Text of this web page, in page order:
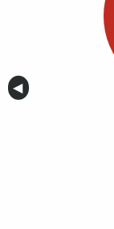
Anterior
◀︎